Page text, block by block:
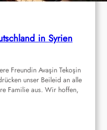
in Syrien
Freundin Avaşin Tekoşin
unser Beileid an alle
Familie aus. Wir hoffen,